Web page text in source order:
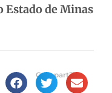
Estado de Minas
Compartilhe